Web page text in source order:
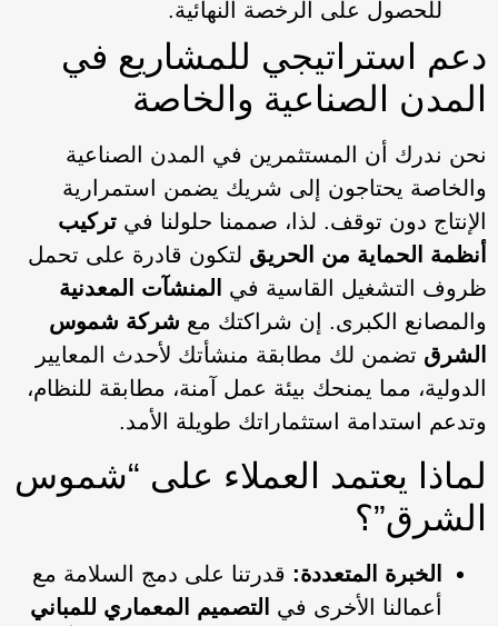
للحصول على الرخصة النهائية.
دعم استراتيجي للمشاريع في
المدن الصناعية والخاصة
نحن ندرك أن المستثمرين في المدن الصناعية
والخاصة يحتاجون إلى شريك يضمن استمرارية
الإنتاج دون توقف. لذا، صممنا حلولنا في تركيب
أنظمة الحماية من الحريق لتكون قادرة على تحمل
ظروف التشغيل القاسية في
المنشآت المعدنية
والمصانع الكبرى. إن شراكتك مع شركة شموس
الشرق تضمن لك مطابقة منشأتك لأحدث المعايير
الدولية، مما يمنحك بيئة عمل آمنة، مطابقة للنظام،
وتدعم استدامة استثماراتك طويلة الأمد.
لماذا يعتمد العملاء على “شموس
الشرق”؟
الخبرة المتعددة: قدرتنا على دمج السلامة مع
أعمالنا الأخرى في
التصميم المعماري للمباني